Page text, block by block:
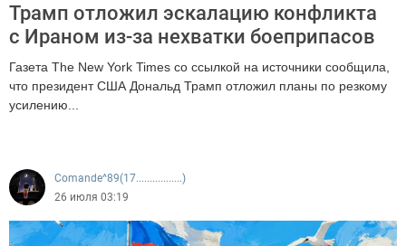
Трамп отложил эскалацию конфликта
с Ираном из-за нехватки боеприпасов
Газета The New York Times со ссылкой на источники сообщила,
что президент США Дональд Трамп отложил планы по резкому
усилению...
Comande^89(17.................)
26 июля 03:19